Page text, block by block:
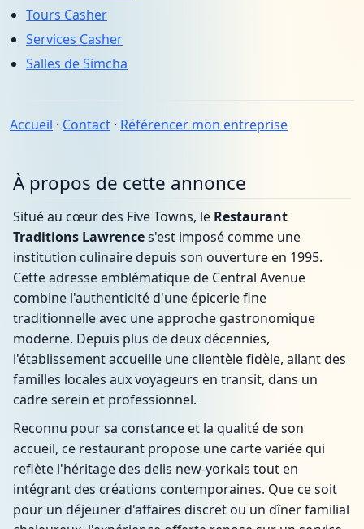
Tours Casher
Services Casher
Salles de Simcha
Accueil · Contact · Référencer mon entreprise
À propos de cette annonce
Situé au cœur des Five Towns, le Restaurant
Traditions Lawrences'est imposé comme une
institution culinaire depuis son ouverture en 1995.
Cette adresse emblématique de Central Avenue
combine l'authenticité d'une épicerie fine
traditionnelle avec une approche gastronomique
moderne. Depuis plus de deux décennies,
l'établissement accueille une clientèle fidèle, allant des
familles locales aux voyageurs en transit, dans un
cadre serein et professionnel.
Reconnu pour sa constance et la qualité de son
accueil, ce restaurant propose une carte variée qui
reflète l'héritage des delis new-yorkais tout en
intégrant des créations contemporaines. Que ce soit
pour un déjeuner d'affaires discret ou un dîner familial